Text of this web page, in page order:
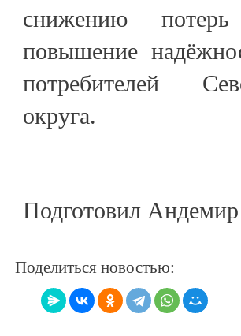
снижению
повышение
потребителей
округа.
Подготовил
Поделиться новостью: